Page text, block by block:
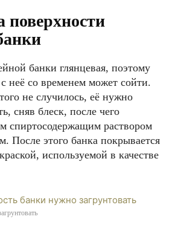
поверхности
банки глянцевая, поэтому
неё со временем может сойти.
не случилось, её нужно
сняв блеск, после чего
спиртосодержащим раствором
После этого банка покрывается
используемой в качестве